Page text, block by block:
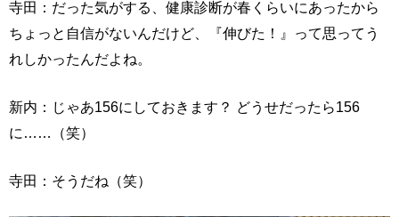
寺田：だった気がする、健康診断が春くらいにあったから
ちょっと自信がないんだけど、『伸びた！』って思ってう
れしかったんだよね。
新内：じゃあ156にしておきます？ どうせだったら156
に……（笑）
寺田：そうだね（笑）